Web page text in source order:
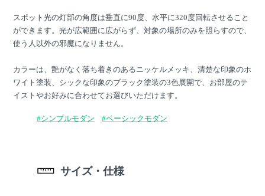
スポット光の灯部の角度は垂直に90度、水平に320度回転させること
ができます。光が広範囲に広がらず、対象の場所のみを照らすので、
使う人以外の邪魔になりません。
カラーは、艶がなく落ち着きのあるニッケルメッキ、清楚な印象のホ
ワイト塗装、シックな印象のブラック塗装の3色展開で、お部屋のテ
イストやお好みに合わせてお選びいただけます。
#シンプルモダン #ベーシックモダン
サイズ・仕様